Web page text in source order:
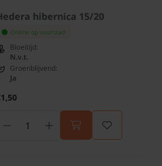
hibernica 15/20
Online op voorraad
Bloeitijd:
N.v.t.
Groenblijvend:
Ja